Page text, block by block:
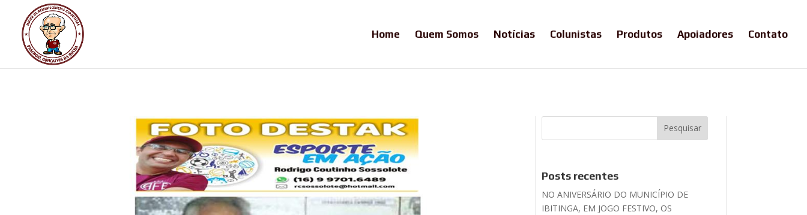
Home Quem Somos Notícias Colunistas Produtos Apoiadores Contato
Posts recentes
NO ANIVERSÁRIO DO MUNICÍPIO DE
IBITINGA, EM JOGO FESTIVO, OS